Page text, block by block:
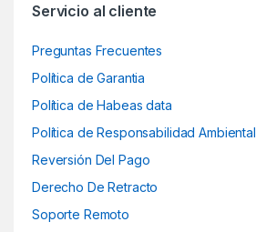
Servicio al cliente
Preguntas Frecuentes
Política de Garantia
Política de Habeas data
Política de Responsabilidad Ambiental
Reversión Del Pago
Derecho De Retracto
Soporte Remoto